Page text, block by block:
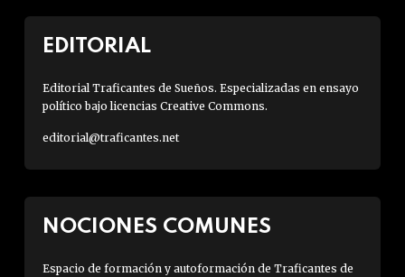
EDITORIAL
Editorial Traficantes de Sueños. Especializadas en ensayo
político bajo licencias Creative Commons.
editorial@traficantes.net
NOCIONES COMUNES
Espacio de formación y autoformación de Traficantes de